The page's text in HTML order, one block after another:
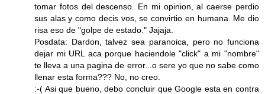
tomar fotos del descenso. En mi opinion, al caerse perdio
sus alas y como decis vos, se convirtio en humana. Me dio
risa eso de "golpe de estado." Jajaja.
Posdata: Dardon, talvez sea paranoica, pero no funciona
dejar mi URL aca porque haciendole "click" a mi "nombre"
te lleva a una pagina de error...o sere yo que no sabe como
llenar esta forma??? No, no creo.
:-( Asi que bueno, debo concluir que Google esta en contra